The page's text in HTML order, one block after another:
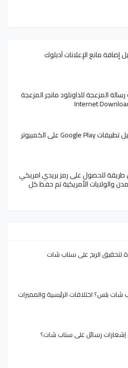
إضافة مانع الإعلانات آدبلوك
المزعجة للداونلود مانجر المزعجة
Internet
طريقة تحميل تطبيقات Google Play على الكمبيوتر
للحصول على رمز بريدي امريكي
والولايات الأمريكية تم حفظ كل
لتحقيق الربح على سناب شات
بلس؟ اختلافات الرئيسية والمميزات
رسائل على سناب شات؟